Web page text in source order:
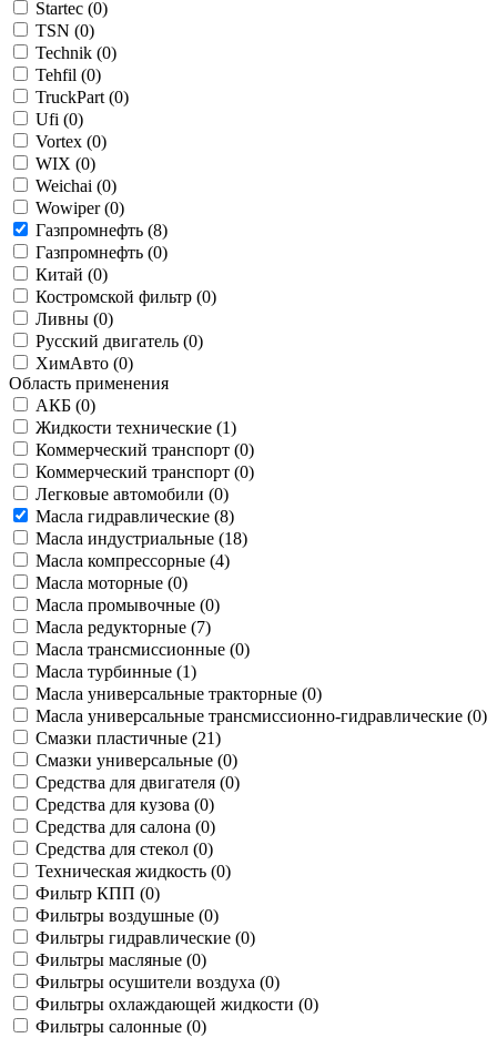
Startec (0)
TSN (0)
Technik (0)
Tehfil (0)
TruckPart (0)
Ufi (0)
Vortex (0)
WIX (0)
Weichai (0)
Wowiper (0)
Газпромнефть (8)
Газпромнефть (0)
Китай (0)
Костромской фильтр (0)
Ливны (0)
Русский двигатель (0)
ХимАвто (0)
Область применения
АКБ (0)
Жидкости технические (1)
Коммерческий транспорт (0)
Коммерческий транспорт (0)
Легковые автомобили (0)
Масла гидравлические (8)
Масла индустриальные (18)
Масла компрессорные (4)
Масла моторные (0)
Масла промывочные (0)
Масла редукторные (7)
Масла трансмиссионные (0)
Масла турбинные (1)
Масла универсальные тракторные (0)
Масла универсальные трансмиссионно-гидравлические (0)
Смазки пластичные (21)
Смазки универсальные (0)
Средства для двигателя (0)
Средства для кузова (0)
Средства для салона (0)
Средства для стекол (0)
Техническая жидкость (0)
Фильтр КПП (0)
Фильтры воздушные (0)
Фильтры гидравлические (0)
Фильтры масляные (0)
Фильтры осушители воздуха (0)
Фильтры охлаждающей жидкости (0)
Фильтры салонные (0)